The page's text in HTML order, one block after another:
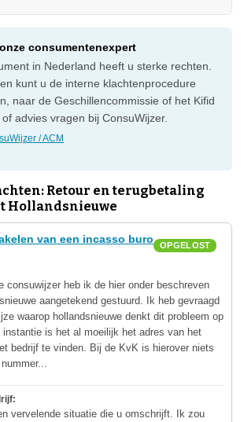
consumentenexpert
in Nederland heeft u sterke rechten.
kunt u de interne klachtenprocedure
naar de Geschillencommissie of het Kifid
advies vragen bij ConsuWijzer.
/ ACM
Retour en terugbetaling
Hollandsnieuwe
van een incasso buro OPGELOST
consuwijzer heb ik de hier onder beschreven
aangetekend gestuurd. Ik heb gevraagd
waarop hollandsnieuwe denkt dit probleem op
is het al moeilijk het adres van het
bedrijf te vinden. Bij de KvK is hierover niets
vervelende situatie die u omschrijft. Ik zou